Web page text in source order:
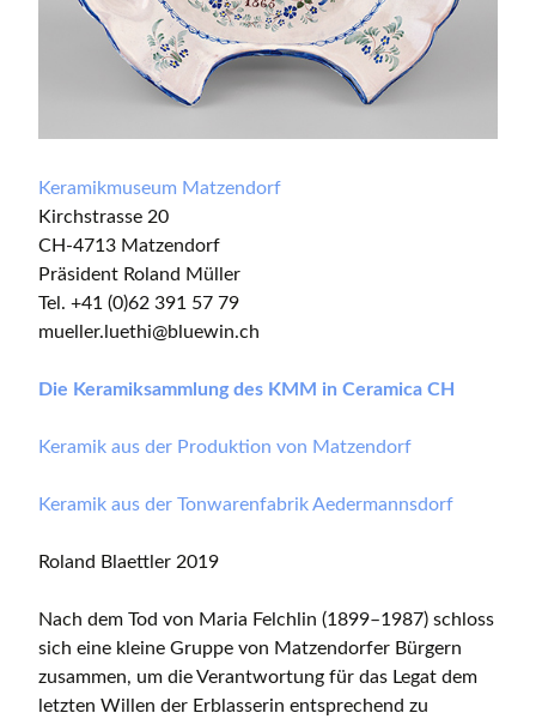
Keramikmuseum Matzendorf
Kirchstrasse 20
CH-4713 Matzendorf
Präsident Roland Müller
Tel. +41 (0)62 391 57 79
mueller.luethi@bluewin.ch
Die Keramiksammlung des KMM in Ceramica CH
Keramik aus der Produktion von Matzendorf
Keramik aus der Tonwarenfabrik Aedermannsdorf
Roland Blaettler 2019
Nach dem Tod von Maria Felchlin (1899–1987) schloss
sich eine kleine Gruppe von Matzendorfer Bürgern
zusammen, um die Verantwortung für das Legat dem
letzten Willen der Erblasserin entsprechend zu